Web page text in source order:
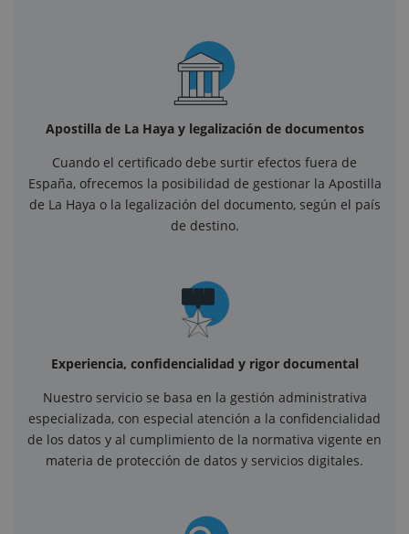
Apostilla de La Haya y legalización de documentos
Cuando el certificado debe surtir efectos fuera de
España, ofrecemos la posibilidad de gestionar la Apostilla
de La Haya o la legalización del documento, según el país
de destino.
Experiencia, confidencialidad y rigor documental
Nuestro servicio se basa en la gestión administrativa
especializada, con especial atención a la confidencialidad
de los datos y al cumplimiento de la normativa vigente en
materia de protección de datos y servicios digitales.